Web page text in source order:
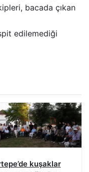
bacada çıkan
edilemediği
kuşaklar